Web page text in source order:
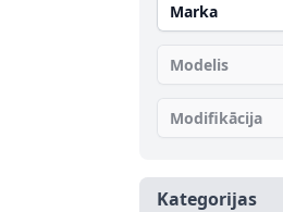
Marka
Modelis
Modifikācija
Kategorijas